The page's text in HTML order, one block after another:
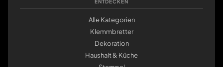
ENTDECKEN
Alle Kategorien
Klemmbretter
Dekoration
Haushalt & Küche